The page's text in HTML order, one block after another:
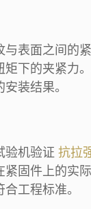
表面之间的
矩下的夹紧力
装结果。
验机验证 抗拉
固件上的实
工程标准。